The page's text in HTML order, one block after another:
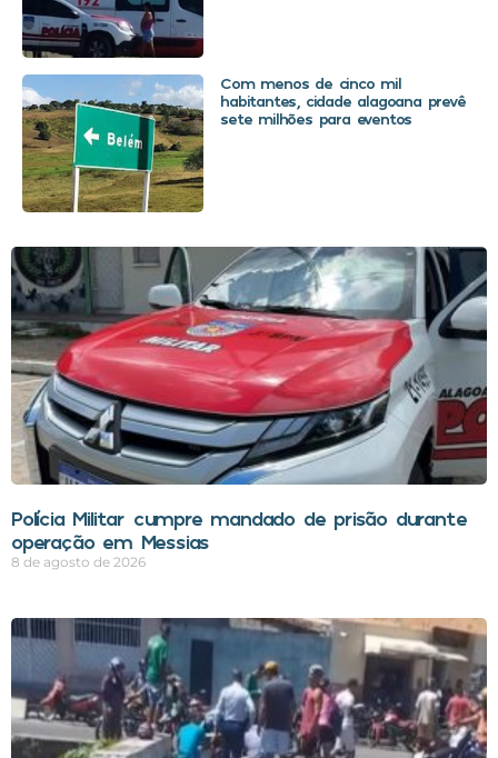
Com menos de cinco mil
habitantes, cidade alagoana prevê
sete milhões para eventos
Polícia Militar cumpre mandado de prisão durante
operação em Messias
8 de agosto de 2026